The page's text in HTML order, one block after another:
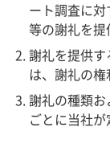
ート調査に
等の謝礼を提
謝礼を提供す
は、謝礼の権
謝礼の種類お
ごとに当社が